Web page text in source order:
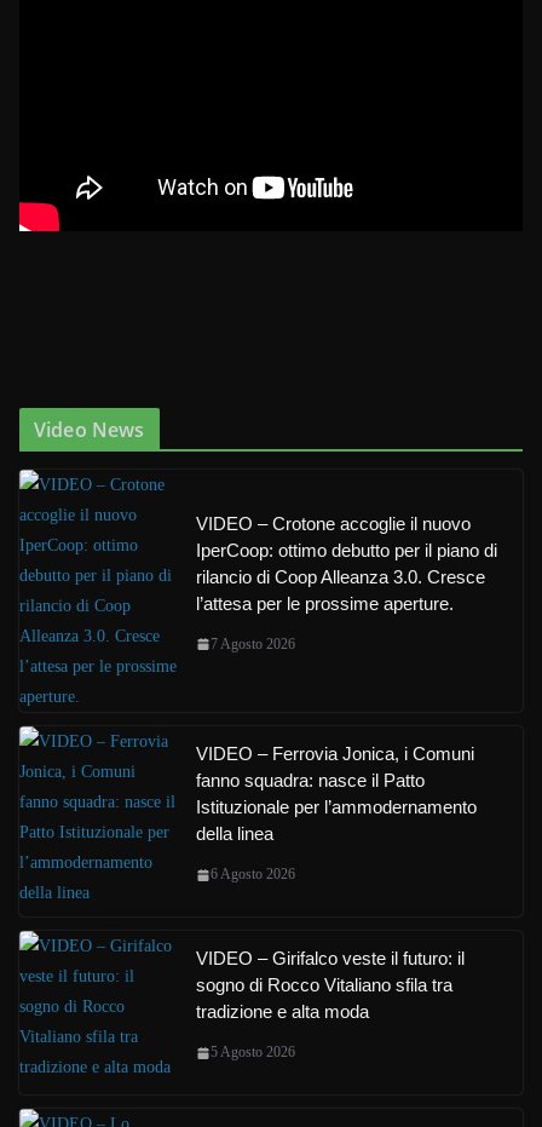
Video News
VIDEO – Crotone accoglie il nuovo
IperCoop: ottimo debutto per il piano di
rilancio di Coop Alleanza 3.0. Cresce
l’attesa per le prossime aperture.
7 Agosto 2026
VIDEO – Ferrovia Jonica, i Comuni
fanno squadra: nasce il Patto
Istituzionale per l’ammodernamento
della linea
6 Agosto 2026
VIDEO – Girifalco veste il futuro: il
sogno di Rocco Vitaliano sfila tra
tradizione e alta moda
5 Agosto 2026